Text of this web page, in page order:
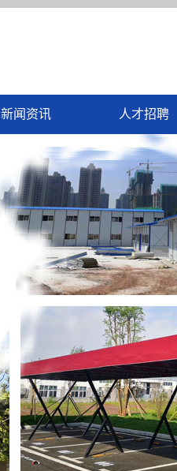
新闻资讯
公司新闻
行业新闻
技术知识
人才招聘